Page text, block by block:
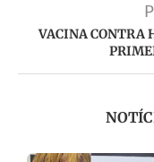
VACINA CONTRA